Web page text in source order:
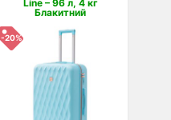
Line – 96 л, 4 кг
Блакитний
-20%